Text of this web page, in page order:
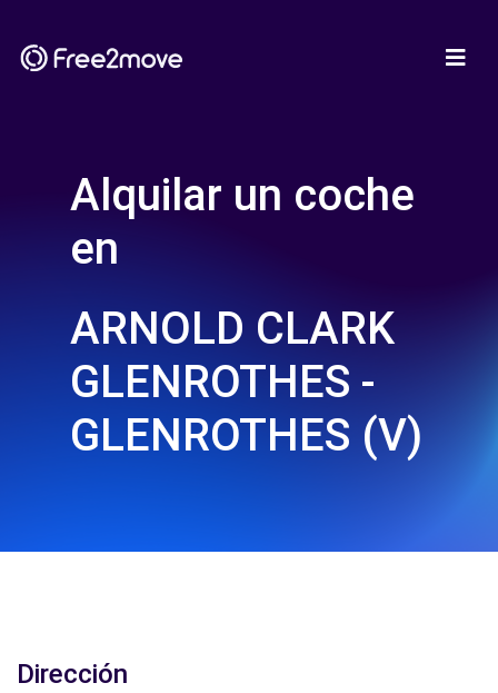
Alquilar un coche
en
ARNOLD CLARK
GLENROTHES -
GLENROTHES (V)
Dirección